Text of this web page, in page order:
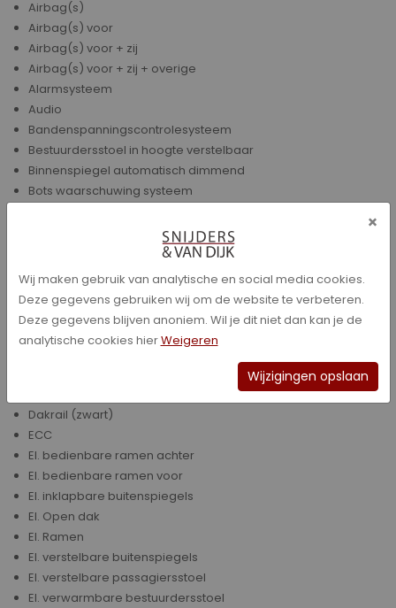
Airbag(s)
Airbag(s) voor
Airbag(s) voor + zij
Airbag(s) voor + zij + overige
Alarmsysteem
Audio
Bandenspanningscontrolesysteem
Bestuurdersstoel in hoogte verstelbaar
Binnenspiegel automatisch dimmend
Bots waarschuwing systeem
Chroom delen exterieur
Climate control (analoog)
Climate control (digitaal)
Climate control (L/R gescheiden)
Cruise control
Dakrail (zwart)
ECC
El. bedienbare ramen achter
El. bedienbare ramen voor
El. inklapbare buitenspiegels
El. Open dak
El. Ramen
El. verstelbare buitenspiegels
El. verstelbare passagiersstoel
El. verwarmbare bestuurdersstoel
×
Wij maken gebruik van analytische en social media cookies.
Deze gegevens gebruiken wij om de website te verbeteren.
Deze gegevens blijven anoniem. Wil je dit niet dan kan je de
analytische cookies hierWeigeren
Wijzigingen opslaan